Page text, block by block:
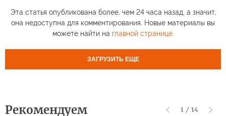
Эта статья опубликована более, чем 24 часа назад, а значит,
она недоступна для комментирования. Новые материалы вы
можете найти на главной странице.
ЗАГРУЗИТЬ ЕЩЕ
Рекомендуем 1 / 14